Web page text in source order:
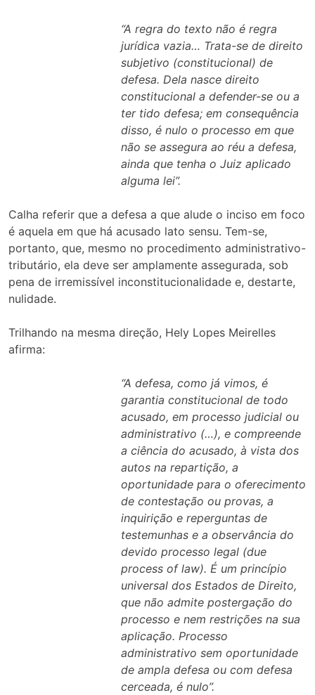
“A regra do texto não é regra
jurídica vazia… Trata-se de direito
subjetivo (constitucional) de
defesa. Dela nasce direito
constitucional a defender-se ou a
ter tido defesa; em consequência
disso, é nulo o processo em que
não se assegura ao réu a defesa,
ainda que tenha o Juiz aplicado
alguma lei”.
Calha referir que a defesa a que alude o inciso em foco
é aquela em que há acusado lato sensu. Tem-se,
portanto, que, mesmo no procedimento administrativo-
tributário, ela deve ser amplamente assegurada, sob
pena de irremissível inconstitucionalidade e, destarte,
nulidade.
Trilhando na mesma direção, Hely Lopes Meirelles
afirma:
“A defesa, como já vimos, é
garantia constitucional de todo
acusado, em processo judicial ou
administrativo (…), e compreende
a ciência do acusado, à vista dos
autos na repartição, a
oportunidade para o oferecimento
de contestação ou provas, a
inquirição e reperguntas de
testemunhas e a observância do
devido processo legal (due
process of law). É um princípio
universal dos Estados de Direito,
que não admite postergação do
processo e nem restrições na sua
aplicação. Processo
administrativo sem oportunidade
de ampla defesa ou com defesa
cerceada, é nulo”.